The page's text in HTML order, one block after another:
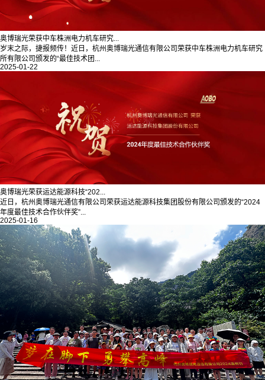
奥博瑞光荣获中车株洲电力机车研究...
岁末之际，捷报频传！近日，杭州奥博瑞光通信有限公司荣获中车株洲电力机车研究
所有限公司颁发的“最佳技术团...
2025-01-22
奥博瑞光荣获运达能源科技“202...
近日，杭州奥博瑞光通信有限公司荣获运达能源科技集团股份有限公司颁发的“2024
年度最佳技术合作伙伴奖”...
2025-01-16